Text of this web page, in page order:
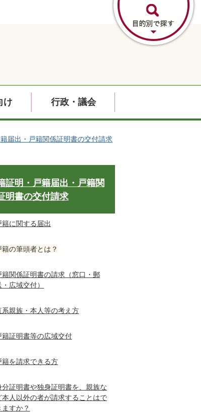
け 行政・議会
届出・戸籍関係証明書の交付請求
証明・戸籍届出・戸籍関
明書の交付請求
籍に関する届出
籍の筆頭者とは？
籍関係証明書の請求（窓口・郵
・広域交付）
系親族・本人等の考え方
籍証明書等の広域交付
籍を請求できる方
分証明書や独身証明書を、親族な
本人以外の者が請求することはで
ますか？